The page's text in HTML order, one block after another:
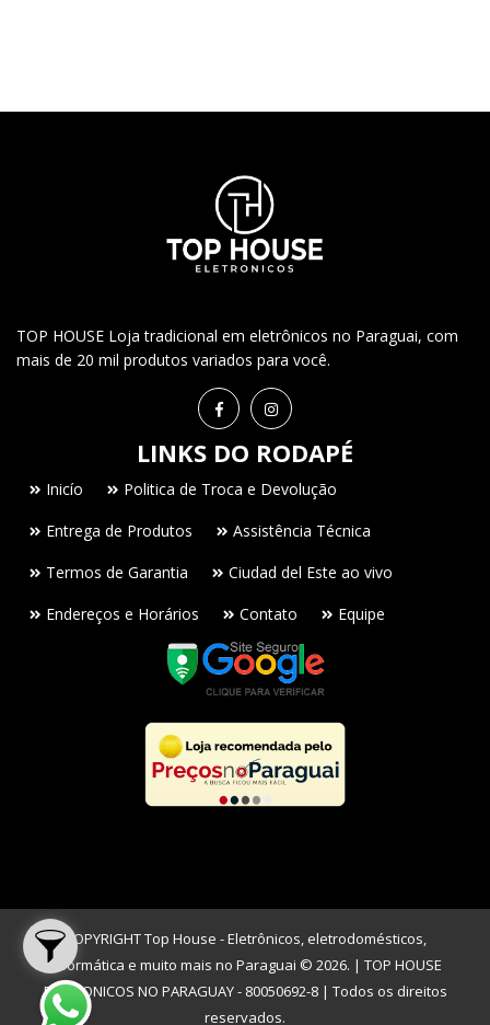
TOP HOUSE Loja tradicional em eletrônicos no Paraguai, com
mais de 20 mil produtos variados para você.
LINKS DO RODAPÉ
Inicío
Politica de Troca e Devolução
Entrega de Produtos
Assistência Técnica
Termos de Garantia
Ciudad del Este ao vivo
Endereços e Horários
Contato Equipe
COPYRIGHT Top House - Eletrônicos, eletrodomésticos,
informática e muito mais no Paraguai © 2026. | TOP HOUSE
ELETRONICOS NO PARAGUAY - 80050692-8 | Todos os direitos
reservados.